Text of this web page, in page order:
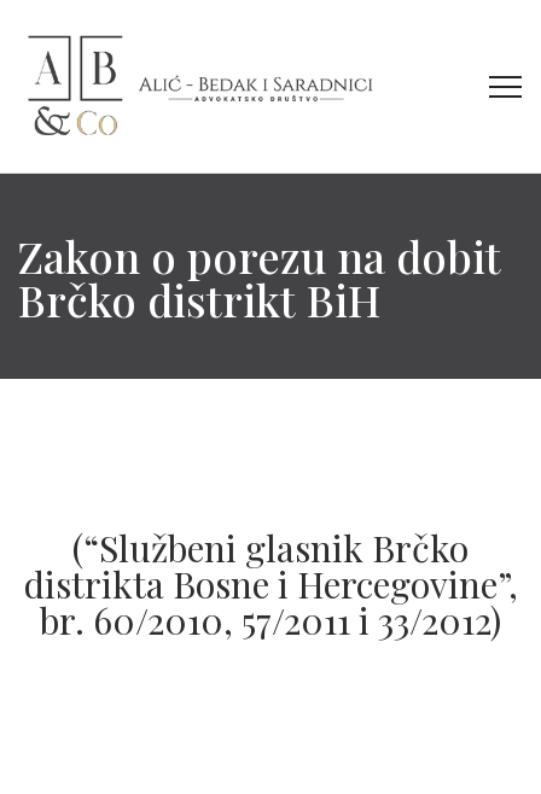
Zakon o porezu na dobit
Brčko distrikt BiH
(“Službeni glasnik Brčko
distrikta Bosne i Hercegovine”,
br. 60/2010, 57/2011 i 33/2012)